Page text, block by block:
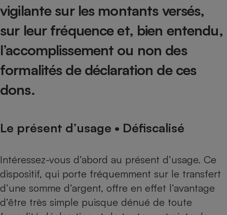
vigilante sur les montants versés,
sur leur fréquence et, bien entendu,
l’accomplissement ou non des
formalités de déclaration de ces
dons.
Le présent d’usage • Défiscalisé
Intéressez-vous d’abord au présent d’usage. Ce
dispositif, qui porte fréquemment sur le transfert
d’une somme d’argent, offre en effet l’avantage
d’être très simple puisque dénué de toute
Climatiseur -
Ventilateur
Cafetière à expressos
Antivirus